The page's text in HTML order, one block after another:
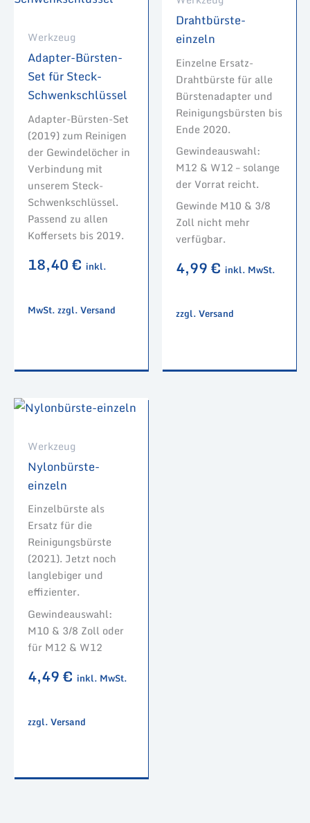
Werkzeug
Adapter-Bürsten-
Set für Steck-
Schwenkschlüssel
Adapter-Bürsten-Set
(2019) zum Reinigen
der Gewindelöcher in
Verbindung mit
unserem Steck-
Schwenkschlüssel.
Passend zu allen
Koffersets bis 2019.
18,40€ inkl.
MwSt. zzgl. Versand
Drahtbürste-
einzeln
Einzelne Ersatz-
Drahtbürste für alle
Bürstenadapter und
Reinigungsbürsten bis
Ende 2020.
Gewindeauswahl:
M12 & W12 – solange
der Vorrat reicht.
Gewinde M10 & 3/8
Zoll nicht mehr
verfügbar.
4,99€ inkl. MwSt.
zzgl. Versand
Werkzeug
Nylonbürste-
einzeln
Einzelbürste als
Ersatz für die
Reinigungsbürste
(2021). Jetzt noch
langlebiger und
effizienter.
Gewindeauswahl:
M10 & 3/8 Zoll oder
für M12 & W12
4,49€ inkl. MwSt.
zzgl. Versand